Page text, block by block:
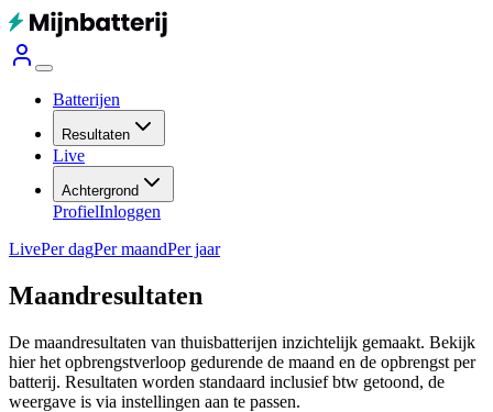
Batterijen
Resultaten
Live
Achtergrond
ProfielInloggen
LivePer dagPer maandPer jaar
Maandresultaten
De maandresultaten van thuisbatterijen inzichtelijk gemaakt. Bekijk
hier het opbrengstverloop gedurende de maand en de opbrengst per
batterij. Resultaten worden standaard inclusief btw getoond, de
weergave is via instellingen aan te passen.